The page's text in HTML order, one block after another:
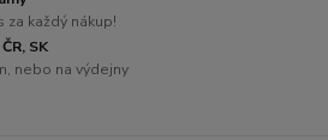
za každý nákup!
SK
nebo na výdejny